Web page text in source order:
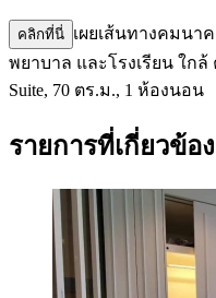
คลิกที่นี่ เผยเส้นทางคมนา
พยาบาล และโรงเรียน ใกล้
Suite, 70 ตร.ม., 1 ห้องนอน
รายการที่เกี่ยวข้อง